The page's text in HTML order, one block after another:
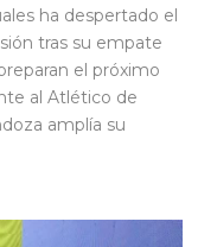
ha despertado el
tras su empate
el próximo
al Atlético de
amplía su